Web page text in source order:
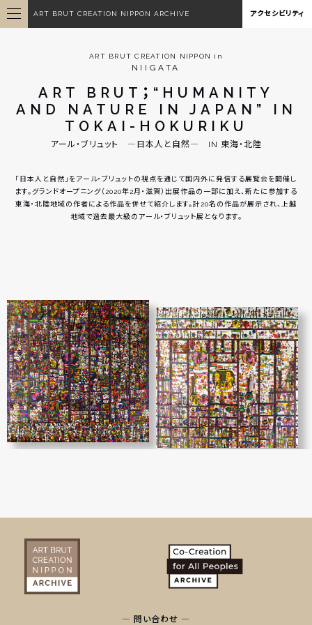
ART BRUT CREATION NIPPON ARCHIVE アクセシビリティ
ART BRUT CREATION NIPPON in
NIIGATA
ART BRUT；“HUMANITY
AND NATURE IN JAPAN” IN
TOKAI-HOKURIKU
アール・ブリュット ―日本人と自然― IN 東海・北陸
「日本人と自然」をアール・ブリュットの視点を通じて国内外に発信する展覧会を開催し
ます。グランドオープニング（2020年2月・滋賀）出展作品の一部に加え、新たに参加する
東海・北陸地域の作者による作品を併せて紹介します。計20名の作品が展示され、上越
地域で過去最大級のアール・ブリュット展となります。
全世界網羅ART（ウ
チナー初）
与那覇 俊
耕せ！三島先生！
与那覇 俊
— 問い合わせ —